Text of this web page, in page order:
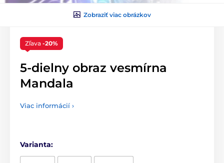
Zobraziť viac obrázkov
Zľava -20%
5-dielny obraz vesmírna
Mandala
Viac informácií ›
Varianta: